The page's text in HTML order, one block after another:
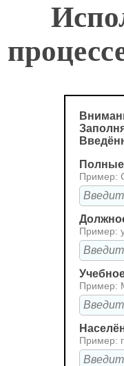
Пример:
Пример:
Пример:
Пример: